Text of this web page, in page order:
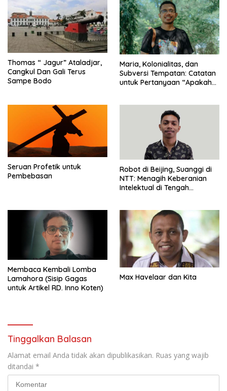
Thomas “ Jagur” Ataladjar,
Cangkul Dan Gali Terus
Sampe Bodo
Maria, Kolonialitas, dan
Subversi Tempatan: Catatan
untuk Pertanyaan “Apakah
Seruan Profetik untuk
Pembebasan
Robot di Beijing, Suanggi di
NTT: Menagih Keberanian
Intelektual di Tengah
Membaca Kembali Lomba
Lamahora (Sisip Gagas
untuk Artikel RD. Inno Koten)
Max Havelaar dan Kita
Tinggalkan Balasan
Alamat email Anda tidak akan dipublikasikan. Ruas yang wajib
ditandai *